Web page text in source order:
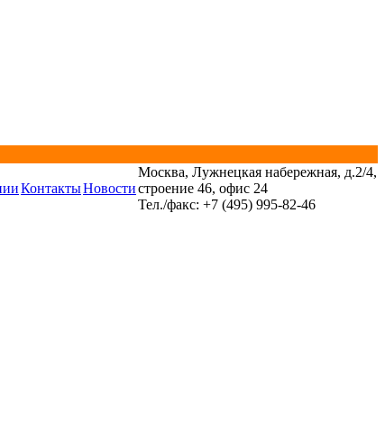
КонтактыНовости
Москва, Лужнецкая набережная, д.2/4,
строение 46, офис 24
Тел./факс: +7 (495) 995-82-46